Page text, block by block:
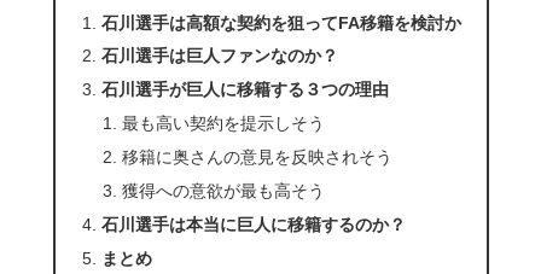
石川選手は高額な契約を狙ってFA移籍を検討か
石川選手は巨人ファンなのか？
石川選手が巨人に移籍する３つの理由
最も高い契約を提示しそう
移籍に奥さんの意見を反映されそう
獲得への意欲が最も高そう
石川選手は本当に巨人に移籍するのか？
まとめ